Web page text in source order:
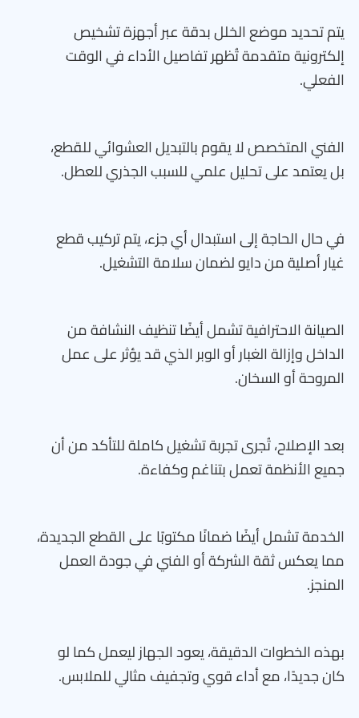
يتم تحديد موضع الخلل بدقة عبر أجهزة تشخيص
إلكترونية متقدمة تُظهر تفاصيل الأداء في الوقت
الفعلي.
الفني المتخصص لا يقوم بالتبديل العشوائي للقطع،
بل يعتمد على تحليل علمي للسبب الجذري للعطل.
في حال الحاجة إلى استبدال أي جزء، يتم تركيب قطع
غيار أصلية من دايو لضمان سلامة التشغيل.
الصيانة الاحترافية تشمل أيضًا تنظيف النشافة من
الداخل وإزالة الغبار أو الوبر الذي قد يؤثر على عمل
المروحة أو السخان.
بعد الإصلاح، تُجرى تجربة تشغيل كاملة للتأكد من أن
جميع الأنظمة تعمل بتناغم وكفاءة.
الخدمة تشمل أيضًا ضمانًا مكتوبًا على القطع الجديدة،
مما يعكس ثقة الشركة أو الفني في جودة العمل
المنجز.
بهذه الخطوات الدقيقة، يعود الجهاز ليعمل كما لو
كان جديدًا، مع أداء قوي وتجفيف مثالي للملابس.